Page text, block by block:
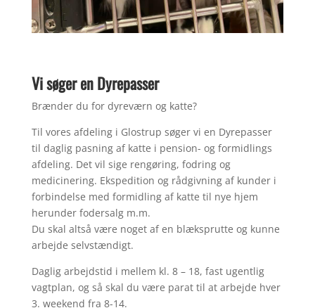
Vi søger en Dyrepasser
Brænder du for dyreværn og katte?
Til vores afdeling i Glostrup søger vi en Dyrepasser
til daglig pasning af katte i pension- og formidlings
afdeling. Det vil sige rengøring, fodring og
medicinering. Ekspedition og rådgivning af kunder i
forbindelse med formidling af katte til nye hjem
herunder fodersalg m.m.
Du skal altså være noget af en blæksprutte og kunne
arbejde selvstændigt.
Daglig arbejdstid i mellem kl. 8 – 18, fast ugentlig
vagtplan, og så skal du være parat til at arbejde hver
3. weekend fra 8-14.